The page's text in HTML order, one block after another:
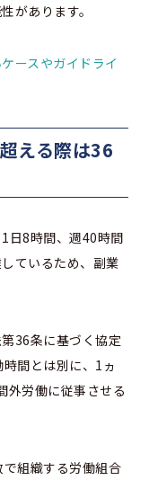
があります。
ースやガイドライ
える際は36
日8時間、週40時間
ているため、副業
36条に基づく協定
間とは別に、1ヵ
外労働に従事させる
組織する労働組合